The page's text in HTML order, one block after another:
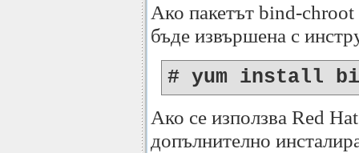
Ако пакетът bind-chroot
бъде извършена с
# yum install
Ако се използва Red
допълнително